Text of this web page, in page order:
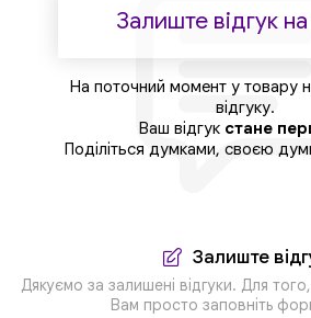
Залиште відгук
На поточний момент у товару
відгуку.
Ваш відгук стане
Поділіться думками, своєю
Залиште
Дякуємо за залишені відгуки. Для
Вам просто заповніть